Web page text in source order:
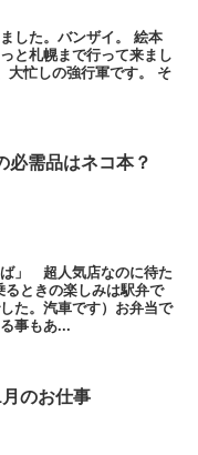
した。バンザイ。 絵本
と札幌まで行って来まし
大忙しの強行軍です。 そ
必需品はネコ本？
ば」 超人気店なのに待た
ときの楽しみは駅弁で
た。汽車です）お弁当で
事もあ...
のお仕事